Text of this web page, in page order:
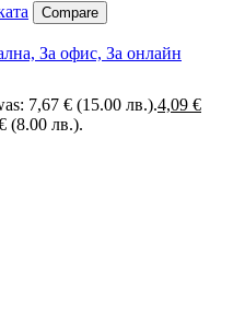
Compare
За офис, За онлайн
7,67 € (15.00 лв.).4,09 €
(8.00 лв.).